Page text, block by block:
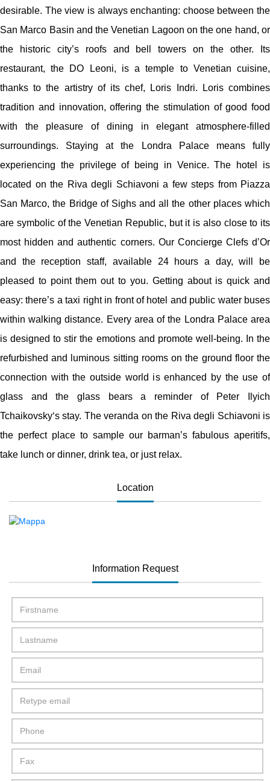
desirable. The view is always enchanting: choose between the
San Marco Basin and the Venetian Lagoon on the one hand, or
the historic city’s roofs and bell towers on the other. Its
restaurant, the DO Leoni, is a temple to Venetian cuisine,
thanks to the artistry of its chef, Loris Indri. Loris combines
tradition and innovation, offering the stimulation of good food
with the pleasure of dining in elegant atmosphere-filled
surroundings. Staying at the Londra Palace means fully
experiencing the privilege of being in Venice. The hotel is
located on the Riva degli Schiavoni a few steps from Piazza
San Marco, the Bridge of Sighs and all the other places which
are symbolic of the Venetian Republic, but it is also close to its
most hidden and authentic corners. Our Concierge Clefs d’Or
and the reception staff, available 24 hours a day, will be
pleased to point them out to you. Getting about is quick and
easy: there’s a taxi right in front of hotel and public water buses
within walking distance. Every area of the Londra Palace area
is designed to stir the emotions and promote well-being. In the
refurbished and luminous sitting rooms on the ground floor the
connection with the outside world is enhanced by the use of
glass and the glass bears a reminder of Peter Ilyich
Tchaikovsky‘s stay. The veranda on the Riva degli Schiavoni is
the perfect place to sample our barman’s fabulous aperitifs,
take lunch or dinner, drink tea, or just relax.
Location
Information Request